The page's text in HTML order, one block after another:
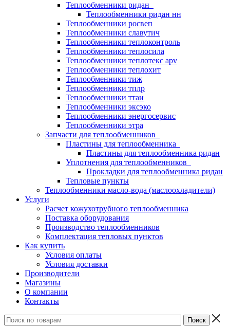
Теплообменники ридан
Теплообменники ридан нн
Теплообменники росвеп
Теплообменники славутич
Теплообменники теплоконтроль
Теплообменники теплосила
Теплообменники теплотекс apv
Теплообменники теплохит
Теплообменники тиж
Теплообменники тплр
Теплообменники ттаи
Теплообменники эксэко
Теплообменники энергосервис
Теплообменники этра
Запчасти для теплообменников
Пластины для теплообменника
Пластины для теплообменника ридан
Уплотнения для теплообменников
Прокладки для теплообменника ридан
Тепловые пункты
Теплообменники масло-вода (маслоохладители)
Услуги
Расчет кожухотрубного теплообменника
Поставка оборудования
Производство теплообменников
Комплектация тепловых пунктов
Как купить
Условия оплаты
Условия доставки
Производители
Магазины
О компании
Контакты